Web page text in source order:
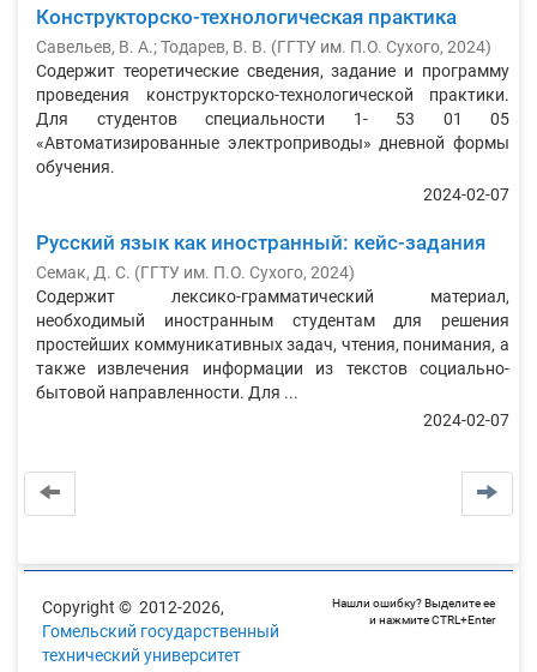
Конструкторско-технологическая практика
Савельев, В. А.;Тодарев, В. В. (ГГТУ им. П.О. Сухого, 2024)
Содержит теоретические сведения, задание и программу
проведения конструкторско-технологической практики.
Для студентов специальности 1- 53 01 05
«Автоматизированные электроприводы» дневной формы
обучения.
2024-02-07
Русский язык как иностранный: кейс-задания
Семак, Д. С. (ГГТУ им. П.О. Сухого, 2024)
Содержит лексико-грамматический материал,
необходимый иностранным студентам для решения
простейших коммуникативных задач, чтения, понимания, а
также извлечения информации из текстов социально-
бытовой направленности. Для ...
2024-02-07
Copyright © 2012-2026,
Гомельский государственный
технический университет
Нашли ошибку? Выделите ее
и нажмите CTRL+Enter